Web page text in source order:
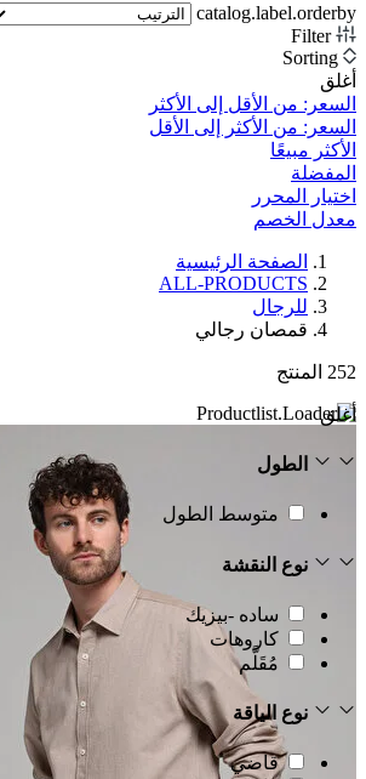
catalog.label.orderby
Filter
Sorting
أغلق
السعر: من الأقل إلى الأكثر
السعر: من الأكثر إلى الأقل
الأكثر مبيعًا
المفضلة
اختيار المحرر
معدل الخصم‎
الصفحة الرئيسية
ALL-PRODUCTS
للرجال
قمصان رجالي
252 المنتج
أغلق
الطول
متوسط الطول
نوع النقشة
ساده -بيزيك
كاروهات
مُقَلَّم
نوع الياقة
قاضي